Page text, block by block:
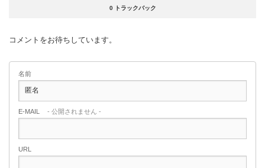
0 トラックバック
コメントをお待ちしています。
名前
E-MAIL - 公開されません -
URL